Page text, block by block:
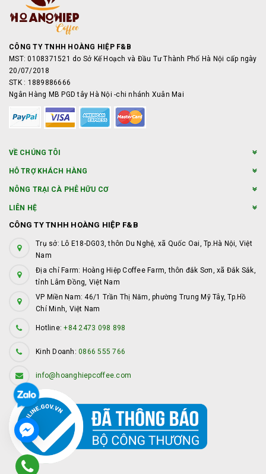
CÔNG TY TNHH HOÀNG HIỆP F&B
MST: 0108371521 do Sở Kế Hoạch và Đầu Tư Thành Phố Hà Nội cấp ngày
20/07/2018
STK : 1889886666
Ngân Hàng MB PGD tây Hà Nội -chi nhánh Xuân Mai
VỀ CHÚNG TÔI
HỖ TRỢ KHÁCH HÀNG
NÔNG TRẠI CÀ PHÊ HỮU CƠ
LIÊN HỆ
CÔNG TY TNHH HOÀNG HIỆP F&B
Trụ sở: Lô E18-DG03, thôn Du Nghệ, xã Quốc Oai, Tp.Hà Nội, Việt
Nam
Địa chỉ Farm: Hoàng Hiệp Coffee Farm, thôn đắk Sơn, xã Đắk Sắk,
tỉnh Lâm Đồng, Việt Nam
VP Miền Nam: 46/1 Trần Thị Năm, phường Trung Mỹ Tây, Tp.Hồ
Chí Minh, Việt Nam
Hotline:+84 2473 098 898
Kinh Doanh: 0866 555 766
info@hoanghiepcoffee.com